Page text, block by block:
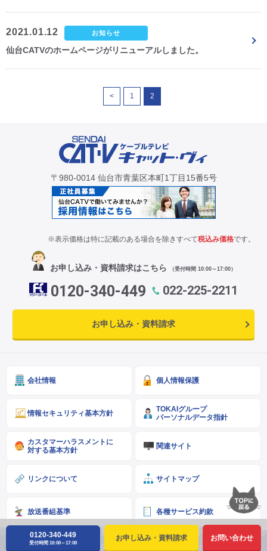
2021.01.12 お知らせ
仙台CATVのホームページがリニューアルしました。
< 1 2
〒980-0014 仙台市青葉区本町1丁目15番5号
※表示価格は特に記載のある場合を除きすべて税込み価格です。
お申し込み・資料請求はこちら （受付時間 10:00～17:00）
0120-340-449 022-225-2211
お申し込み・資料請求
会社情報 個人情報保護
情報セキュリティ基本方針
TOKAIグループ
パーソナルデータ指針
カスタマーハラスメントに
対する基本方針
関連サイト
リンクについて サイトマップ
放送番組基準 各種サービス約款
Copyright © SENDAI CATV CO.,LTD. ALL Right Reserved.
0120-340-449
受付時間 10:00～17:00
お申し込み・資料請求 お問い合わせ